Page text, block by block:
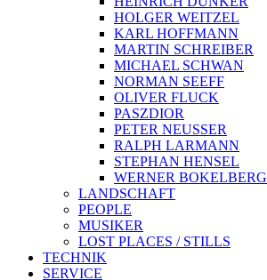
HOLGER WEITZEL
KARL HOFFMANN
MARTIN SCHREIBER
MICHAEL SCHWAN
NORMAN SEEFF
OLIVER FLUCK
PASZDIOR
PETER NEUSSER
RALPH LARMANN
STEPHAN HENSEL
WERNER BOKELBERG
LANDSCHAFT
PEOPLE
MUSIKER
LOST PLACES / STILLS
TECHNIK
SERVICE